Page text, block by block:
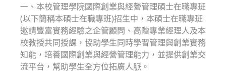
一、本校管理學院國際創業與經營管理碩士在職專班
(以下簡稱本碩士在職專班)招生中，本碩士在職專班
邀請豐富實務經驗之企管顧問、高階專業經理人及本
校教授共同授課，協助學生同時學習管理與創業實務
知能，培養國際創業與經營管理能力，並提供創業交
流平台，幫助學生全方位拓廣人脈。